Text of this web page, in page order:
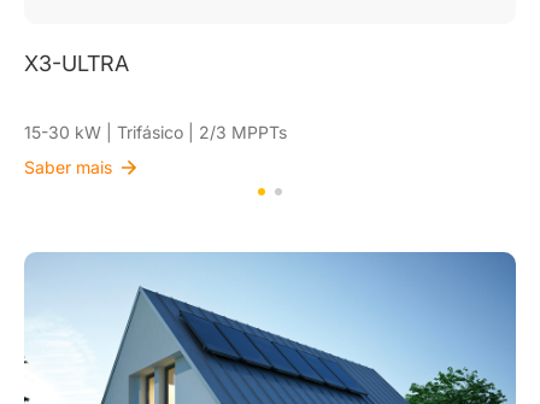
X3-AELIO
49,9-61 kW | Trifásico | 5/6 MPPTs
Saber mais